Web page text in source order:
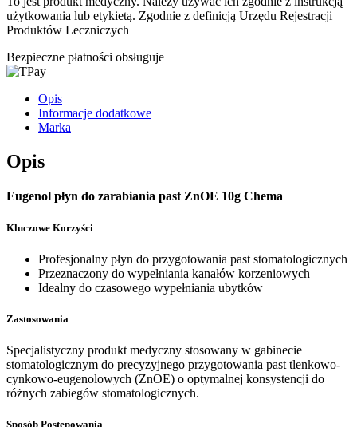
użytkowania lub etykietą. Zgodnie z definicją Urzędu Rejestracji
Produktów Leczniczych
Bezpieczne płatności obsługuje
Opis
Informacje dodatkowe
Marka
Opis
Eugenol płyn do zarabiania past ZnOE 10g Chema
Kluczowe Korzyści
Profesjonalny płyn do przygotowania past stomatologicznych
Przeznaczony do wypełniania kanałów korzeniowych
Idealny do czasowego wypełniania ubytków
Zastosowania
Specjalistyczny produkt medyczny stosowany w gabinecie
stomatologicznym do precyzyjnego przygotowania past tlenkowo-
cynkowo-eugenolowych (ZnOE) o optymalnej konsystencji do
różnych zabiegów stomatologicznych.
Sposób Postępowania